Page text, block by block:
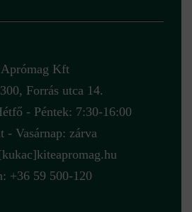
Kft
Forrás utca 14.
- Péntek: 7:30-16:00
- Vasárnap: zárva
+36 59 500-120